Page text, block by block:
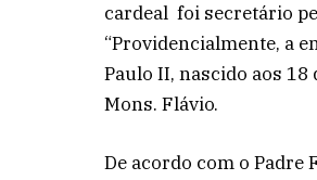
cardeal foi secretário
“Providencialmente, a
Paulo II, nascido aos 18
Mons. Flávio.
De acordo com o